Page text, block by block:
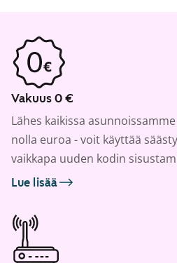
Vakuus 0 €
Lähes kaikissa
nolla euroa - voit käyttää
vaikkapa uuden kodin
Lue lisää